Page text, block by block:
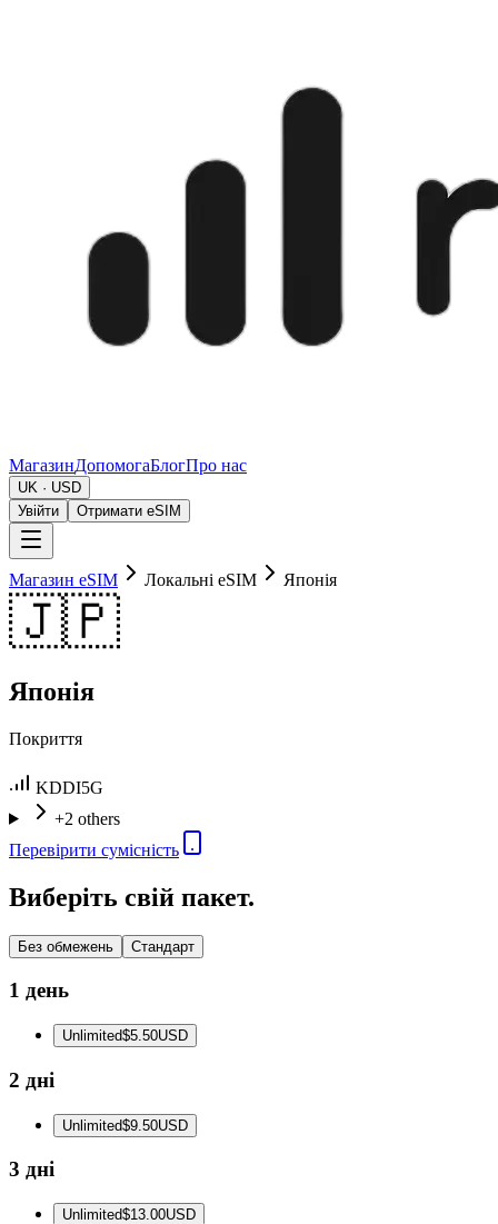
МагазинДопомогаБлогПро нас
UK · USD
Увійти
Отримати eSIM
Магазин eSIM Локальні eSIM Японія
🇯🇵
Японія
Покриття
KDDI5G
+2 others
Перевірити сумісність
Виберіть свій пакет.
Без обмежень Стандарт
1 день
Unlimited$5.50USD
2 дні
Unlimited$9.50USD
3 дні
Unlimited$13.00USD